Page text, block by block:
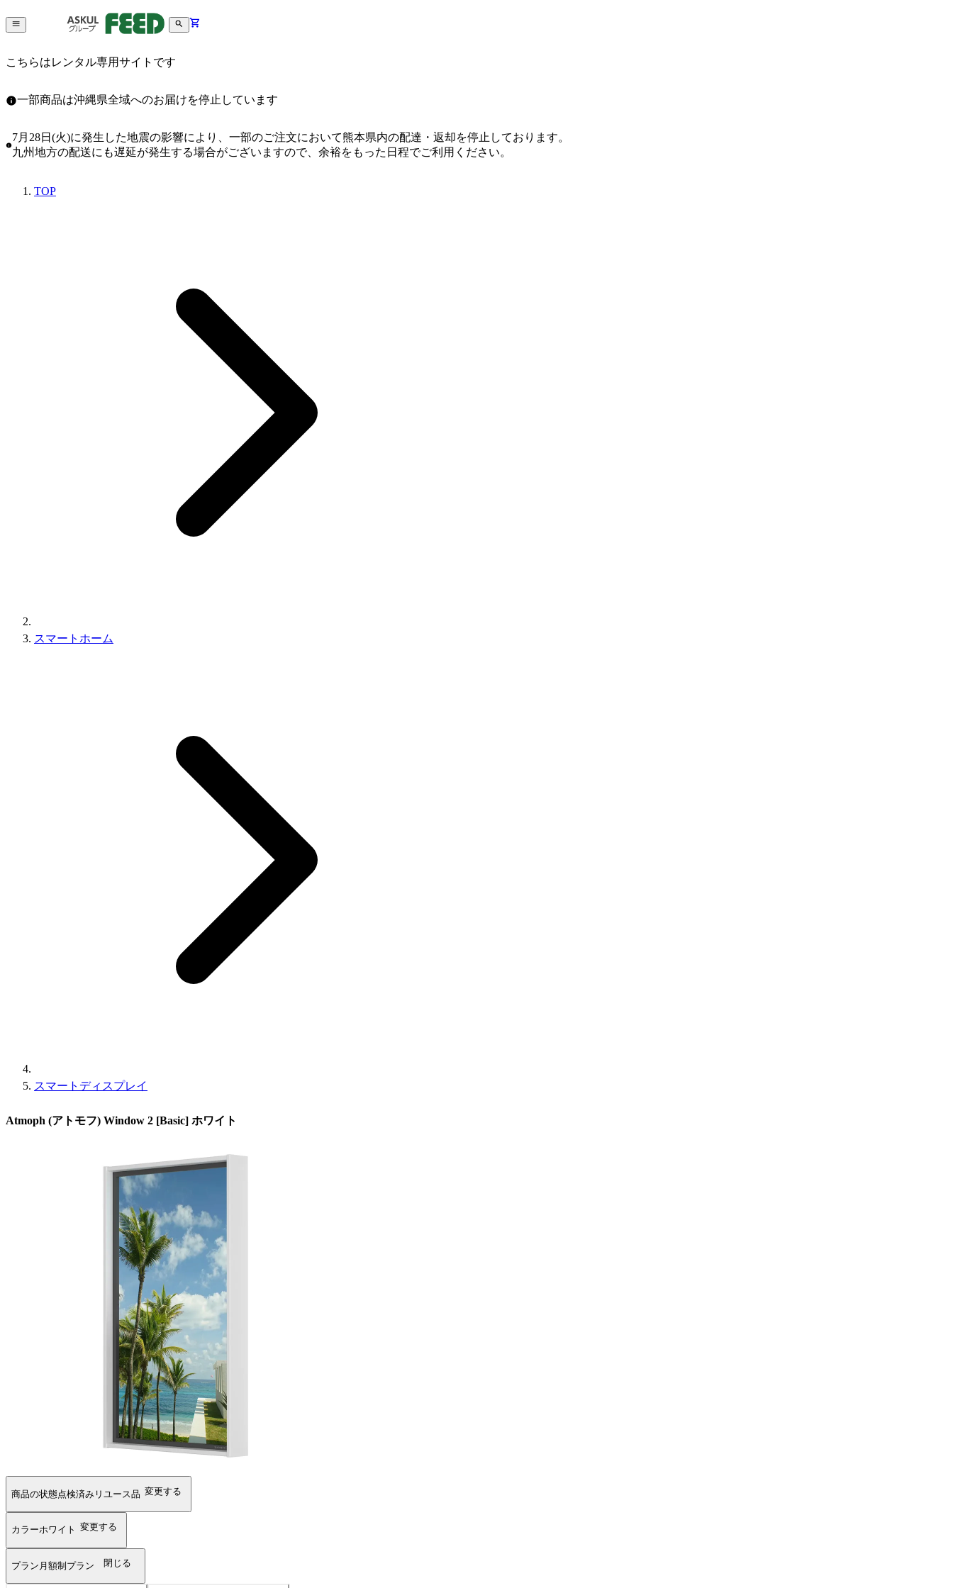
こちらはレンタル専用サイトです
一部商品は沖縄県全域へのお届けを停止しています
7月28日(火)に発生した地震の影響により、一部のご注文において熊本県内の配達・返却を停止しております。
九州地方の配送にも遅延が発生する場合がございますので、余裕をもった日程でご利用ください。
TOP
スマートホーム
スマートディスプレイ
Atmoph (アトモフ) Window 2 [Basic] ホワイト
商品の状態点検済みリユース品 変更する
カラーホワイト 変更する
プラン 月額制プラン 閉じる